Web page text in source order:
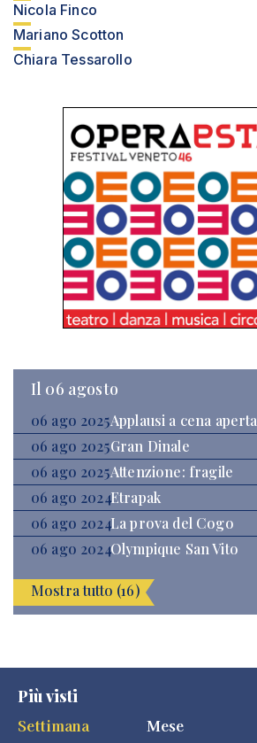
Nicola Finco
Mariano Scotton
Chiara Tessarollo
Il 06 agosto
06 ago 2025Applausi a cena aperta
06 ago 2025Gran Dinale
06 ago 2025Attenzione: fragile
06 ago 2024Etrapak
06 ago 2024La prova del Cogo
06 ago 2024Olympique San Vito
Mostra tutto (16)
Più visti
Settimana
Mese